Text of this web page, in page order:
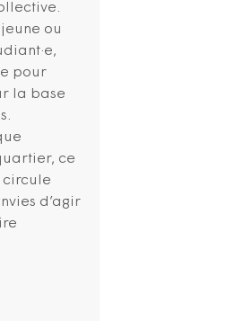
ou
pour
la base
ce
circule
d’agir